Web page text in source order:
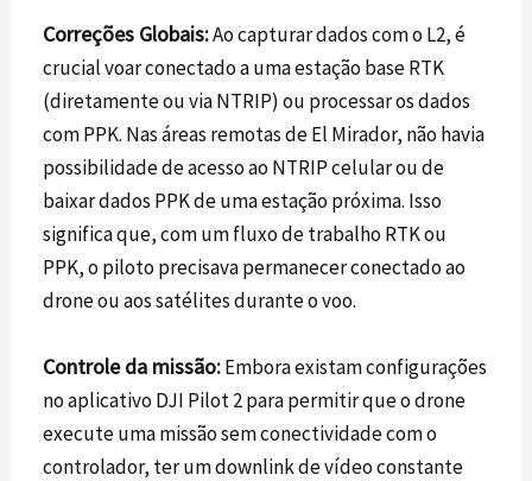
Correções Globais:Ao capturar dados com oL2, é
crucial voar conectado a uma estação base RTK
(diretamente ou via NTRIP) ou processar os dados
com PPK. Nas áreas remotas de El Mirador, não havia
possibilidade de acesso ao NTRIP celular ou de
baixar dados PPK de uma estação próxima. Isso
significa que, com um fluxo de trabalho RTK ou
PPK, o piloto precisava permanecer conectado ao
drone ou aos satélites durante o voo.
Controle da missão:Embora existam configurações
no aplicativo DJI Pilot 2 para permitir que o drone
execute uma missão sem conectividade com o
controlador, ter um downlink de vídeo constante